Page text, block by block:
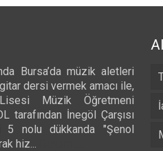
Bursa’da müzik aletleri
dersi vermek amacı ile,
Müzik Öğretmeni
tarafından İnegöl Çarşısı
5 nolu dükkanda "Şenol
hiz...